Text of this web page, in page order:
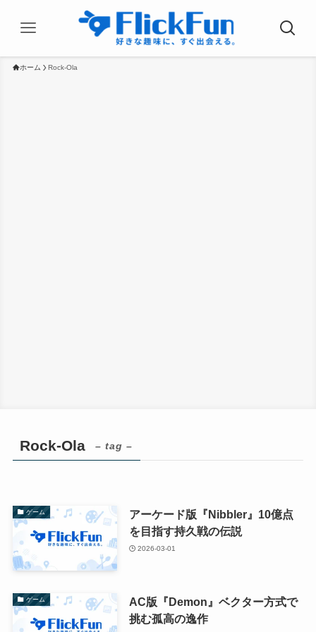
ホーム Rock-Ola
Rock-Ola – tag –
ゲーム
アーケード版『Nibbler』10億点
を目指す持久戦の伝説
2026-03-01
ゲーム
AC版『Demon』ベクター方式で
挑む孤高の逸作